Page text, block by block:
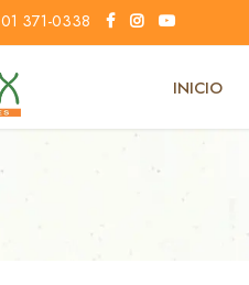
01 371-0338
INICIO